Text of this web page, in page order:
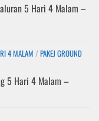
5 Hari 4 Malam –
4 MALAM / PAKEJ GROUND
5 Hari 4 Malam –